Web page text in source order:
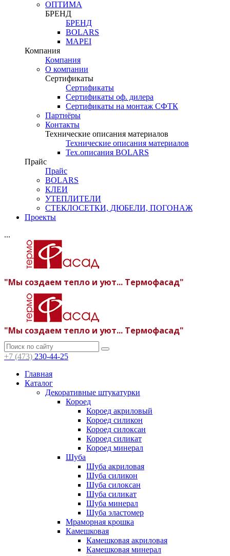
ОПТИМА
БРЕНД
БРЕНД
BOLARS
MAPEI
Компания
Компания
О компании
Сертификаты
Сертификаты
Сертификаты оф. дилера
Сертификаты на монтаж СФТК
Партнёры
Контакты
Технические описания материалов
Технические описания материалов
Тех.описания BOLARS
Прайс
Прайс
BOLARS
КЛЕИ
УТЕПЛИТЕЛИ
СТЕКЛОСЕТКИ, ДЮБЕЛИ, ПОГОНАЖ
Проекты
...
"Мы создаем тепло и уют... Термофасад"
"Мы создаем тепло и уют... Термофасад"
+7 (473) 230-44-25
Главная
Каталог
Декоративные штукатурки
Короед
Короед акриловый
Короед силикон
Короед силоксан
Короед силикат
Короед минерал
Шуба
Шуба акриловая
Шуба силикон
Шуба силоксан
Шуба силикат
Шуба минерал
Шуба эластомер
Мраморная крошка
Камешковая
Камешковая акриловая
Камешковая минерал